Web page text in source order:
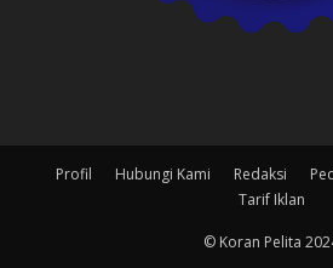
Profil Hubungi Kami Redaksi
Tarif Iklan
© Koran Pelita